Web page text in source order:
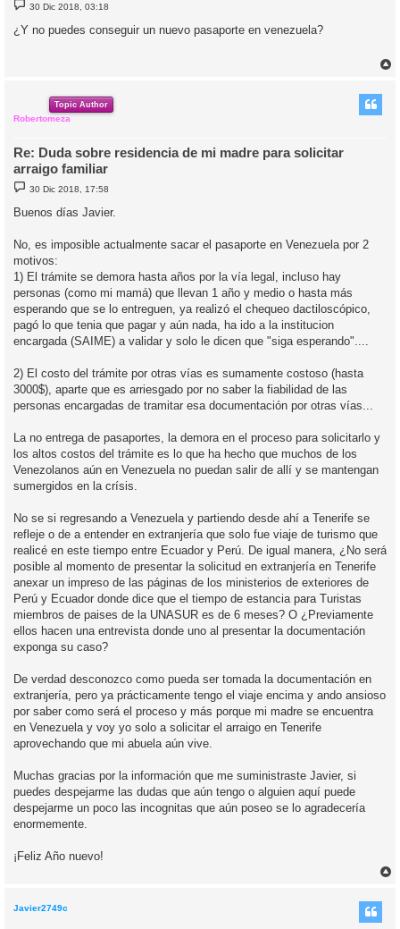
e
n
30 Dic 2018, 03:18
¿Y no puedes conseguir un nuevo pasaporte en venezuela?
Topic Author
Robertomeza
Re: Duda sobre residencia de mi madre para solicitar
arraigo familiar
M
e
s
e
30 Dic 2018, 17:58
Buenos días Javier.
No, es imposible actualmente sacar el pasaporte en Venezuela por 2
motivos:
1) El trámite se demora hasta años por la vía legal, incluso hay
personas (como mi mamá) que llevan 1 año y medio o hasta más
esperando que se lo entreguen, ya realizó el chequeo dactiloscópico,
pagó lo que tenia que pagar y aún nada, ha ido a la institucion
encargada (SAIME) a validar y solo le dicen que "siga esperando"....
2) El costo del trámite por otras vías es sumamente costoso (hasta
3000$), aparte que es arriesgado por no saber la fiabilidad de las
personas encargadas de tramitar esa documentación por otras vías...
La no entrega de pasaportes, la demora en el proceso para solicitarlo y
los altos costos del trámite es lo que ha hecho que muchos de los
Venezolanos aún en Venezuela no puedan salir de allí y se mantengan
sumergidos en la crísis.
No se si regresando a Venezuela y partiendo desde ahí a Tenerife se
refleje o de a entender en extranjería que solo fue viaje de turismo que
realicé en este tiempo entre Ecuador y Perú. De igual manera, ¿No será
posible al momento de presentar la solicitud en extranjería en Tenerife
anexar un impreso de las páginas de los ministerios de exteriores de
Perú y Ecuador donde dice que el tiempo de estancia para Turistas
miembros de paises de la UNASUR es de 6 meses? O ¿Previamente
ellos hacen una entrevista donde uno al presentar la documentación
exponga su caso?
De verdad desconozco como pueda ser tomada la documentación en
extranjería, pero ya prácticamente tengo el viaje encima y ando ansioso
por saber como será el proceso y más porque mi madre se encuentra
en Venezuela y voy yo solo a solicitar el arraigo en Tenerife
aprovechando que mi abuela aún vive.
Muchas gracias por la información que me suministraste Javier, si
puedes despejarme las dudas que aún tengo o alguien aquí puede
despejarme un poco las incognitas que aún poseo se lo agradecería
enormemente.
¡Feliz Año nuevo!
Javier2749c